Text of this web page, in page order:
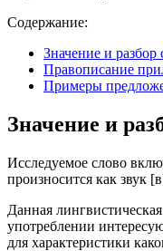
Содержание:
Значение и разбор
Правописание
Примеры
Значение и
Исследуемое слово
произносится как звук
Данная
употреблении
для характеристики